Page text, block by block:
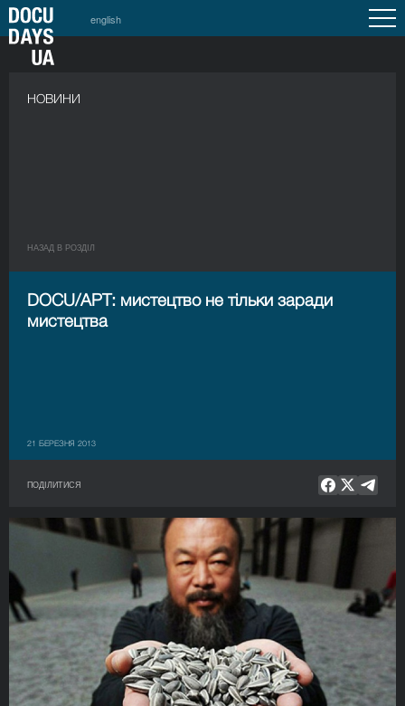
english
НОВИНИ
НАЗАД В РОЗДIЛ
DOCU/АРТ: мистецтво не тільки заради
мистецтва
21 БЕРЕЗНЯ 2013
ПОДІЛИТИСЯ